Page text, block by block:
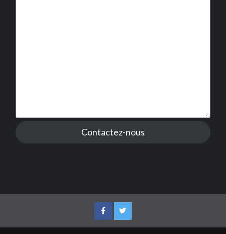
Contactez-nous
FacebookTwitter